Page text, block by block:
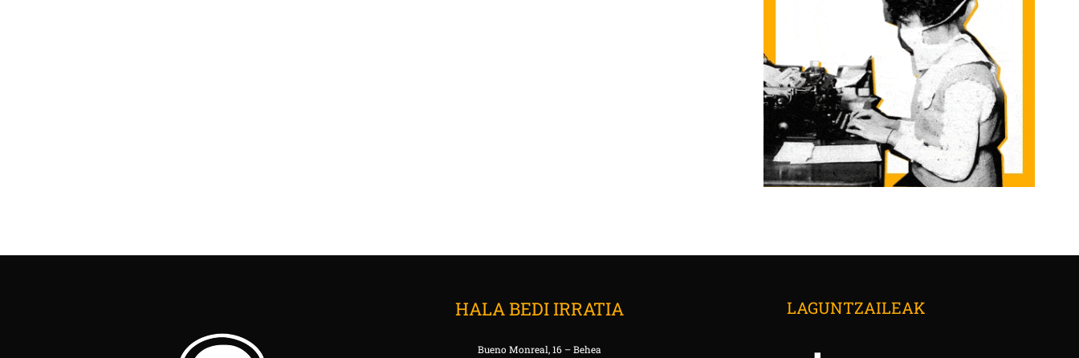
HALA BEDI IRRATIA
Bueno Monreal, 16 – Behea
LAGUNTZAILEAK